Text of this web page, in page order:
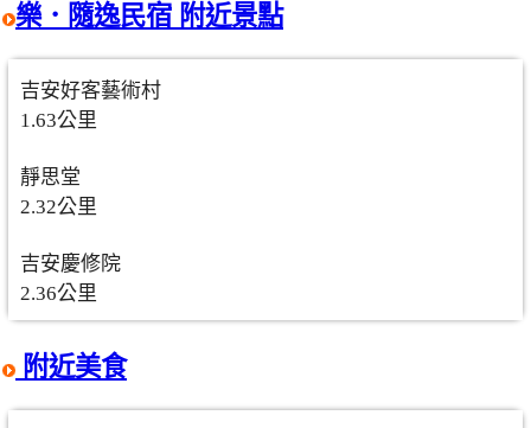
樂．隨逸民宿 附近景點
吉安好客藝術村
1.63公里
靜思堂
2.32公里
吉安慶修院
2.36公里
附近美食